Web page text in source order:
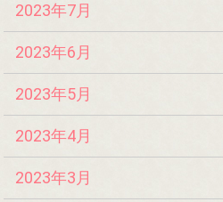
2023年7月
2023年6月
2023年5月
2023年4月
2023年3月